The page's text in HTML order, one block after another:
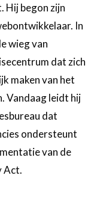
Hij begon zijn
In
wieg van
dat zich
maken van het
Vandaag leidt hij
dat
ondersteunt
van de
Act.